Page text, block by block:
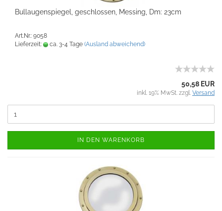
Bullaugenspiegel, geschlossen, Messing, Dm: 23cm
Art.Nr.: 9058
Lieferzeit:
ca. 3-4 Tage (Ausland abweichend)
50,58 EUR
inkl. 19% MwSt. zzgl. Versand
IN DEN WARENKORB